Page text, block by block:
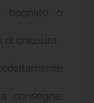
bagnato o
chiusura.
consegna,